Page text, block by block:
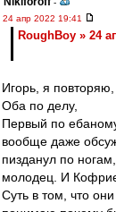
-
24 апр 2022 19:41
RoughBoy » 24
Игорь, я повторяю,
Оба по делу,
Первый по
вообще даже
пизданул по ногам,
молодец. И
Суть в том, что